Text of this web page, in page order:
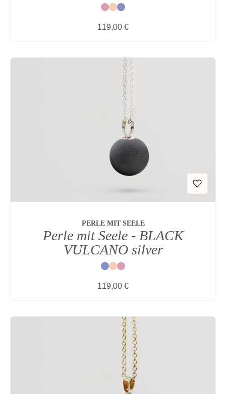
RotNatur
Blau
Regulärer Preis:
119,00 €
PERLE MIT SEELE
Perle mit Seele - BLACK
VULCANO silver
Blau
Natur
Rot
Regulärer Preis:
119,00 €